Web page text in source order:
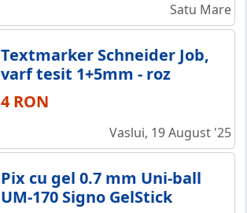
Satu Mare
Textmarker Schneider Job,
varf tesit 1+5mm - roz
4 RON
Vaslui, 19 August '25
Pix cu gel 0.7 mm Uni-ball
UM-170 Signo GelStick